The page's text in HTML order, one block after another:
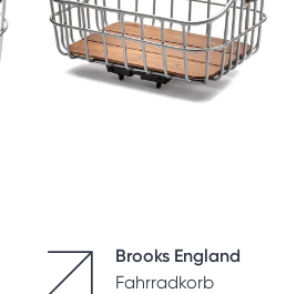
Brooks England
Fahrradkorb